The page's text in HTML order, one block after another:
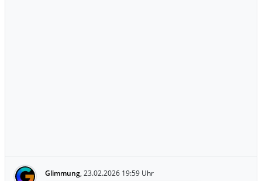
Glimmung, 23.02.2026 19:59 Uhr